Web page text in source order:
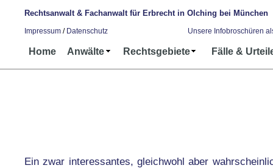
Unsere Infobroschüren
Rechtsanwalt & Fachanwalt für Erbrecht in Olching bei München
Impressum / Datenschutz
Home Anwälte Rechtsgebiete Fälle &
Ein zwar interessantes, gleichwohl aber